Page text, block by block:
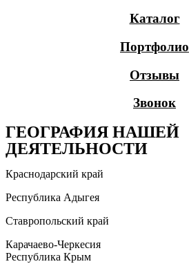
Каталог
Портфолио
Отзывы
Звонок
ГЕОГРАФИЯ НАШЕЙ
ДЕЯТЕЛЬНОСТИ
Краснодарский край
Республика Адыгея
Ставропольский край
Карачаево-Черкесия
Республика Крым